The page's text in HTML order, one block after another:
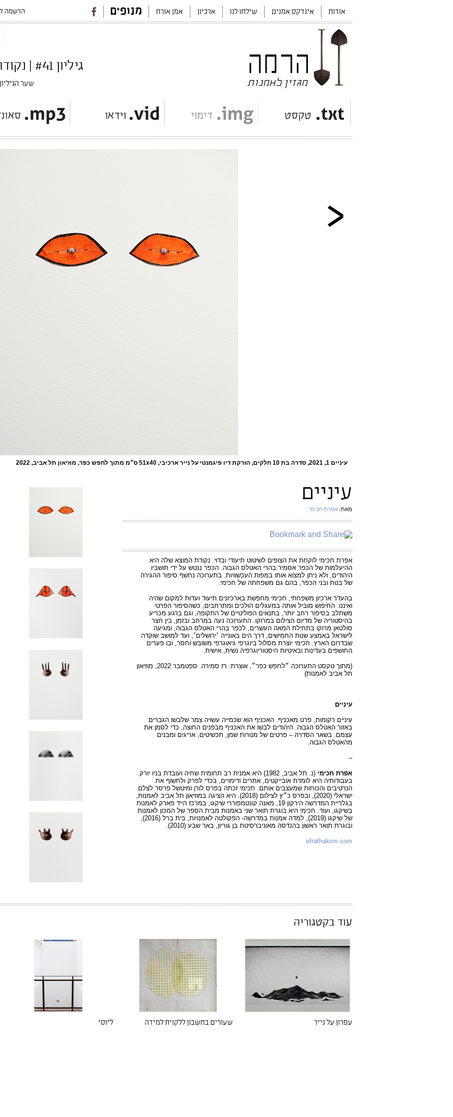
אודות אינדקס אמנים שילחו לנו ארכיון אמן אורח הרשמה
גיליון #41 | נקודת עיוורון | דצמבר 2023
שער
עיניים 1, 2021, סדרה בת 10 חלקים, הזרקת דיו פיגמנטי על נייר ארכיבי, 51x40 ס״מ מתוך לחפש כפר, מוזיאון תל אביב, 2022
עיניים
מאת: אפרת חכימי
אפרת חכימי לוקחת את הצופים לשיטוט תיעודי ובדוי. נקודת המוצא שלה היא
ההיעלמות של הכפר אסמיר בהרי האטלס הגבוה. הכפר ננטש על ידי תושביו
היהודים, ולא ניתן למצוא אותו במפות העכשוויות. בתערוכה נחשף סיפור ההגירה
של בנות ובני הכפר, בהם גם משפחתה של חכימי.
בהעדר ארכיון משפחתי, חכימי מחפשת בארכיונים תיעוד ועדות למקום שהיה
ואיננו. החיפוש מוביל אותה במעגלים הולכים ומתרחבים, כשהסיפור הפרטי
משתלב בסיפור רחב יותר, בתנאים הפוליטיים של התקופה, וגם ברגע מכריע
בהיסטוריה של מדיום הצילום במרוקו. התערוכה נעה במרחב ובזמן, בין חצר
סולטאן מרוקו בתחילת המאה העשרים, לכפר בהרי האטלס הגבוה, ומגיעה
לישראל באמצע שנות החמישים, דרך הים באונייה ׳ירושלים׳, ועד למושב שוקדה
שבדרום הארץ. חכימי יוצרת מסלול ביוגרפי גיאוגרפי משובש וחסר, ובו פערים
החושפים בעדינות ובאיטיות היסטוריוגרפיה נשית, אישית.
(מתוך טקסט התערוכה ״לחפש כפר״, אוצרת: רז סמירה. ספטמבר 2022, מוזיאון
תל אביב לאמנות)
עיניים
עיניים רקומות, פרט מאכניף. האכניף הוא שכמייה עשויה צמר שלבשו הגברים
באזור האטלס הגבוה. היהודים לבשו את האכניף מבפנים החוצה, כדי לסמן את
עצמם. בשאר הסדרה – פרטים של מנורות שמן, תכשיטים, אריגים ומבנים
מהאטלס הגבוה.
–
אפרת חכימי
(נ. תל אביב, 1982) היא אמנית רב תחומית שחיה ועובדת בניו יורק.
בעבודותיה היא לומדת אובייקטים, אתרים ודימויים, בכדי לפרק ולחשוף את
הנרטיבים והכוחות שמעצבים אותם. חכימי זכתה בפרס לורן ומיטשל פרסר לצלם
ישראלי (2020), ובפרס כ״ץ לצילום (2018). היא הציגה במוזיאון תל אביב לאמנות,
בגלריית המדרשה הירקון 19, מאנה קונטמפוררי שיקגו, במרכז הייד פארק לאמנות
בשיקגו, ועוד. חכימי היא בוגרת תואר שני באמנות מבית הספר של המכון לאמנות
של שיקגו (2019), למדה אמנות במדרשה- הפקולטה לאמנויות, בית ברל (2016),
ובוגרת תואר ראשון בהנדסה מאוניברסיטת בן גוריון, באר שבע (2010).
efrathakimi.com
עוד בקטגוריה
עפרון על נייר שעורים בחשבון ללקוית למידה ליוסי